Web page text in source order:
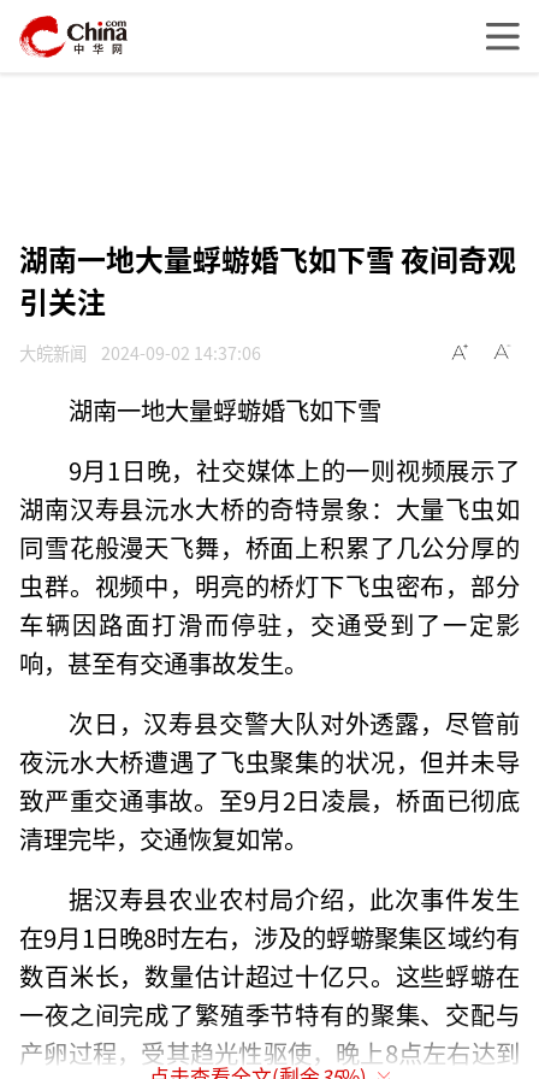
湖南一地大量蜉蝣婚飞如下雪 夜间奇观
引关注
大皖新闻 2024-09-02 14:37:06
湖南一地大量蜉蝣婚飞如下雪
9月1日晚，社交媒体上的一则视频展示了
湖南汉寿县沅水大桥的奇特景象：大量飞虫如
同雪花般漫天飞舞，桥面上积累了几公分厚的
虫群。视频中，明亮的桥灯下飞虫密布，部分
车辆因路面打滑而停驻，交通受到了一定影
响，甚至有交通事故发生。
次日，汉寿县交警大队对外透露，尽管前
夜沅水大桥遭遇了飞虫聚集的状况，但并未导
致严重交通事故。至9月2日凌晨，桥面已彻底
清理完毕，交通恢复如常。
据汉寿县农业农村局介绍，此次事件发生
在9月1日晚8时左右，涉及的蜉蝣聚集区域约有
数百米长，数量估计超过十亿只。这些蜉蝣在
一夜之间完成了繁殖季节特有的聚集、交配与
产卵过程，受其趋光性驱使，晚上8点左右达到